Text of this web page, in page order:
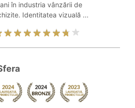
în industria vânzării de
Identitatea vizuală ...